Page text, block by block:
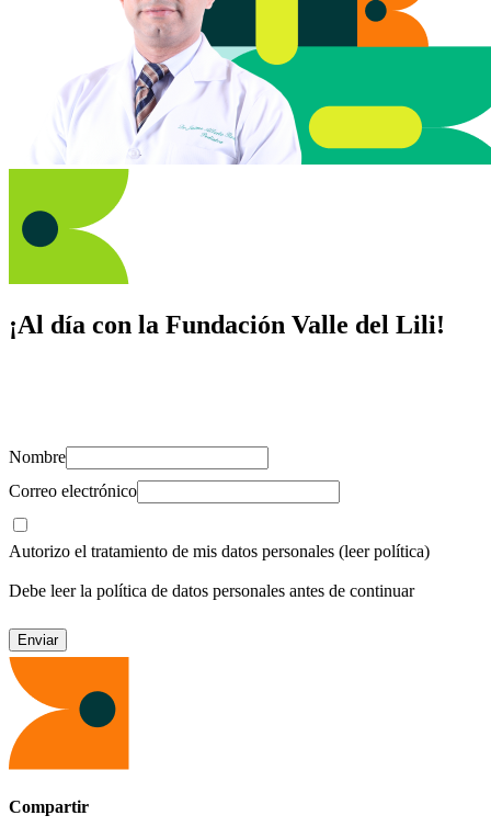
¡Al día con la Fundación Valle del Lili!
Nombre
Correo electrónico
Autorizo el tratamiento de mis datos personales (leer política)
Debe leer la política de datos personales antes de continuar
Compartir